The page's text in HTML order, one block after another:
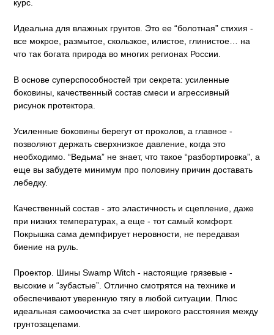
курс.
Идеальна для влажных грунтов. Это ее “болотная” стихия -
все мокрое, размытое, скользкое, илистое, глинистое… на
что так богата природа во многих регионах России.
В основе суперспособностей три секрета: усиленные
боковины, качественный состав смеси и агрессивный
рисунок протектора.
Усиленные боковины берегут от проколов, а главное -
позволяют держать сверхнизкое давление, когда это
необходимо. “Ведьма” не знает, что такое “разбортировка”, а
еще вы забудете минимум про половину причин доставать
лебедку.
Качественный состав - это эластичность и сцепление, даже
при низких температурах, а еще - тот самый комфорт.
Покрышка сама демпфирует неровности, не передавая
биение на руль.
Проектор. Шины Swamp Witch - настоящие грязевые -
высокие и “зубастые”. Отлично смотрятся на технике и
обеспечивают уверенную тягу в любой ситуации. Плюс
идеальная самоочистка за счет широкого расстояния между
грунтозацепами.